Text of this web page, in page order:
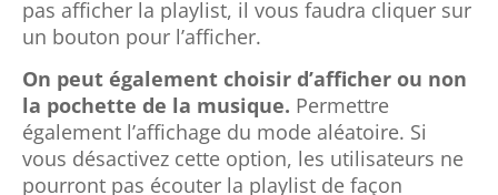
On peut également choisir d’afficher ou non
la pochette de la musique.
également l’affichage du mode aléatoire. Si
vous désactivez cette option, les utilisateurs ne
pourront pas écouter la playlist de façon
aléatoire. Et on peut aussi choisir d’afficher ou
non les options de partage sur les réseaux